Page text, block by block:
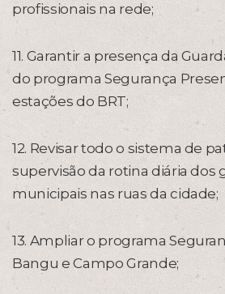
profissionais na rede;
11. Garantir a presença da
do programa Segurança
estações do BRT;
12. Revisar todo o sistema de
supervisão da rotina diária dos
municipais nas ruas da cidade;
13. Ampliar o programa
Bangu e Campo Grande;